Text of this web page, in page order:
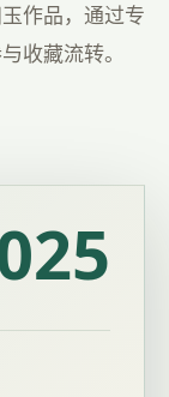
作品，通过专
收藏流转。